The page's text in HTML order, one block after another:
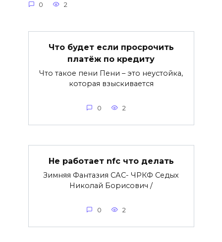
0 2
Что будет если просрочить
платёж по кредиту
Что такое пени Пени – это неустойка,
которая взыскивается
0 2
Не работает nfc что делать
Зимняя Фантазия САС- ЧРКФ Седых
Николай Борисович /
0 2